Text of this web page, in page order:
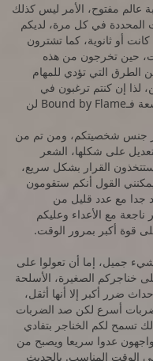
عالم مفتوح، الأمر ليس كذلك
المحددة في كل مرة، لديكم
أو ثانوية، كما تشترون
حين تخرجون من هذه
الطرق التي تؤدي للمهام
لذا إن كنتم ترغبون في
مشاهدة بعض المناظر المبهرة في بيئة واسعة فـBound by Flame لن
جنس شخصيتكم، ومن تم من
على شكلها، الشعر
القرار بشكل سريع،
القول أنكم ستقومون
جدا مع عدد قليل من
مع الأعداء وعليكم
قوة أكبر بمرور الوقت.
جميل، إما أن تعولوا على
خناجركم الصغيرة، الأسلحة
ضرر أكبر إلا أنها أثقل،
ضربات أسرع لكن صد الضربات
تسمح لكم الخناجر بتفادي
عدوا سريعا ويصبح من
الوقت المناسب. بالحديث